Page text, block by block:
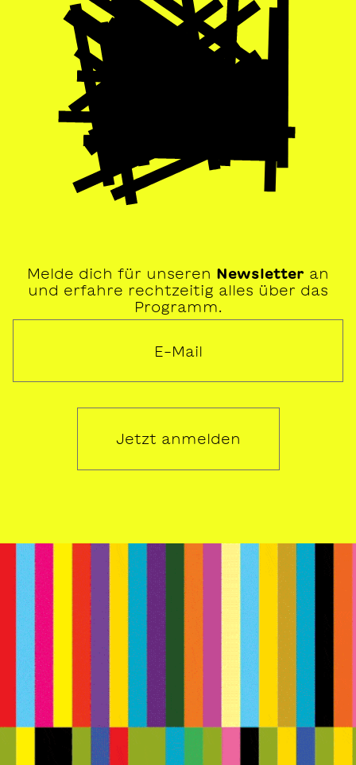
Melde dich für unseren Newsletter an
und erfahre rechtzeitig alles über das
Programm.